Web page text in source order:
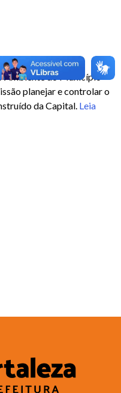
Ambiente do Município
planejar e controlar o
da Capital. Leia